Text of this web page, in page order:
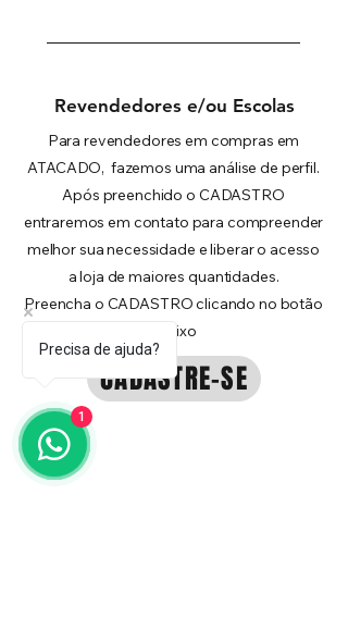
Revendedores e/ou Escolas
Para revendedores em compras em
ATACADO, fazemos uma análise de perfil.
Após preenchido o CADASTRO
entraremos em contato para compreender
melhor sua necessidade e liberar o acesso
a loja de maiores quantidades.
Preencha o CADASTRO clicando no botão
abaixo
CADASTRE-SE
Precisa de ajuda?
1